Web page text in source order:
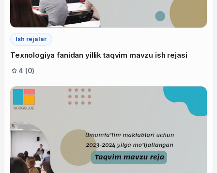
Ish rejalar
Texnologiya fanidan yillik taqvim mavzu ish rejasi
4 (0)